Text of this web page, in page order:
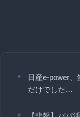
日産e-power
だけでした…